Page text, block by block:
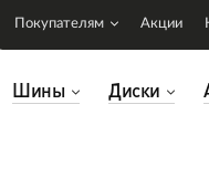
Шины Диски
Покупателям Акции